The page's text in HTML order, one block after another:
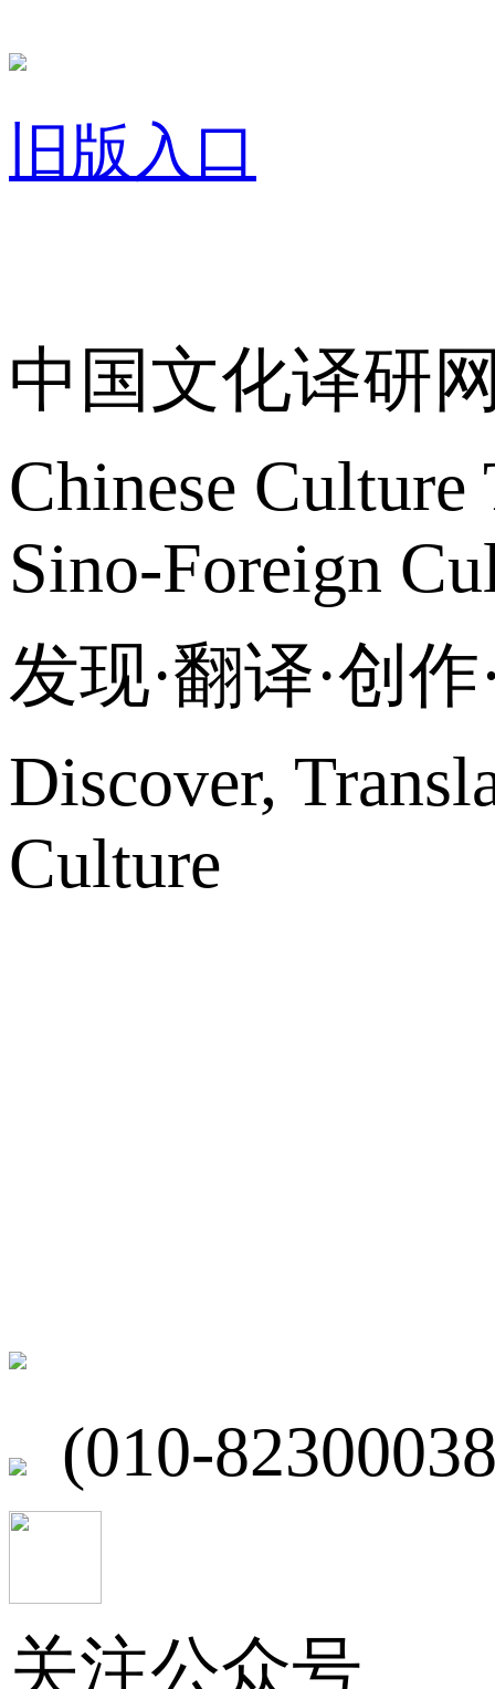
旧版入口
中国文化译研
Chinese
Sino-Foreign
发现·翻译·创
Discover,
Culture
(010-
关注公众号